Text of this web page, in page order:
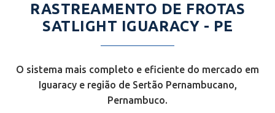
RASTREAMENTO DE FROTAS
SATLIGHT IGUARACY - PE
O sistema mais completo e eficiente do mercado em
Iguaracy e região de Sertão Pernambucano,
Pernambuco.